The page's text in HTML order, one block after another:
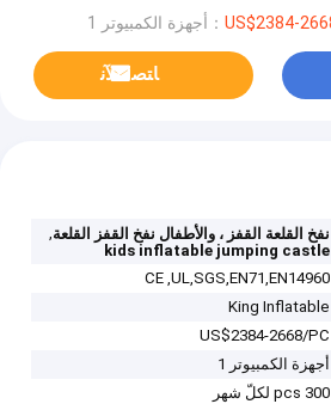
ﺎﺘﺼﻟ ﺍﻶﻧ
نفخ القلعة القفز ، والأطفال نفخ القفز القلعة,
kids inflatable jumping castle
CE ,UL,SGS,EN71,EN14960
King Inflatable
US$2384-2668/PC
أجهزة الكمبيوتر 1
300 pcs لكلّ شهر